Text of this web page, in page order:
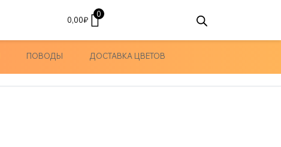
0,00₽
0
ПОВОДЫ ДОСТАВКА ЦВЕТОВ